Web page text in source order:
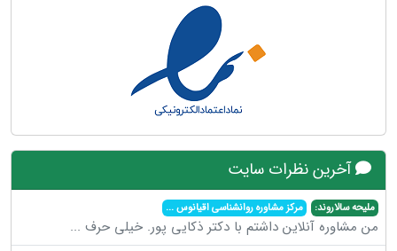
آخرین نظرات سایت
ملیحه سالاروند: مرکز مشاوره روانشناسی اقیانوس...
من مشاوره آنلاین داشتم با دکتر ذکایی پور. خیلی حرف ...